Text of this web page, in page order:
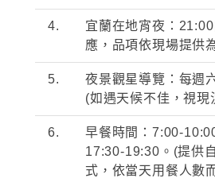
4. 宜蘭在地宵夜： 21:00
應，品項依現場提供
5. 夜景觀星導覽：每週
(如遇天候不佳，視現
6. 早餐時間： 7:00-
17:30-19:30 。 (提供
式，依當天用餐人數